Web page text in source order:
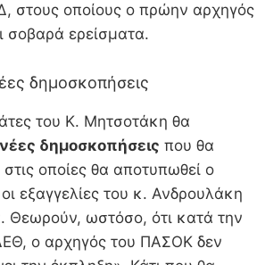
στους οποίους ο πρώην αρχηγός
σοβαρά ερείσματα.
δημοσκοπήσεις
του Κ. Μητσοτάκη θα
νέες δημοσκοπήσεις που θα
οποίες θα αποτυπωθεί ο
εξαγγελίες του κ. Ανδρουλάκη
Θεωρούν, ωστόσο, ότι κατά την
ο αρχηγός του ΠΑΣΟΚ δεν